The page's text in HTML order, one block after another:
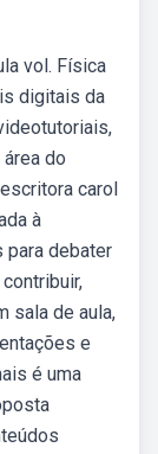
vol. Física
digitais da
do
carol
à
para debater
sala de aula,
e
é uma